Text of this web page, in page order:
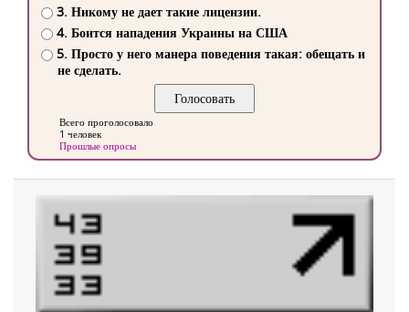
3. Никому не дает такие лицензии.
4. Боится нападения Украины на США
5. Просто у него манера поведения такая: обещать и
не сделать.
Всего проголосовало
1 человек
Прошлые опросы